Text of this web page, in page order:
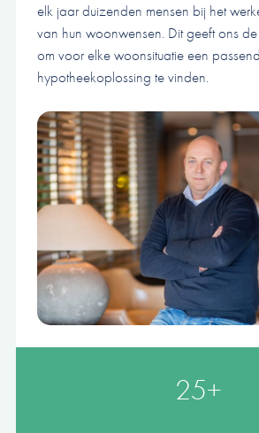
elk jaar duizenden mensen bij het
van hun woonwensen. Dit geeft ons
om voor elke woonsituatie een
hypotheekoplossing te vinden.
25+